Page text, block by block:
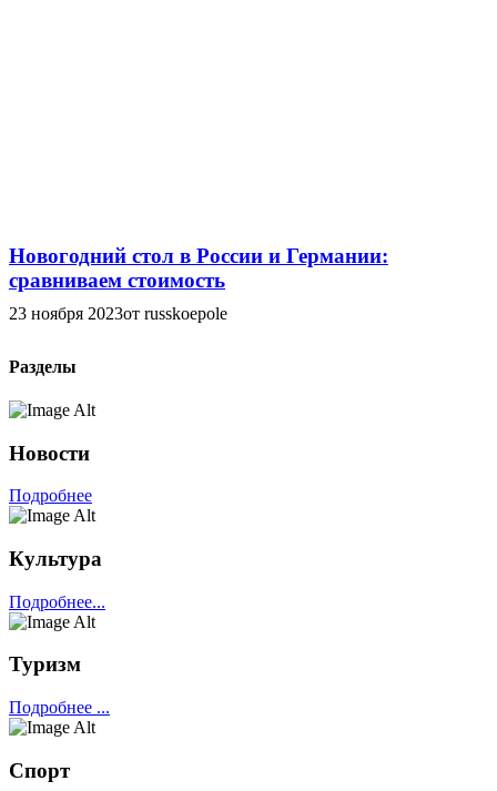
Новогодний стол в России и Германии:
сравниваем стоимость
23 ноября 2023от russkoepole
Разделы
Новости
Подробнее
Культура
Подробнее...
Туризм
Подробнее ...
Спорт